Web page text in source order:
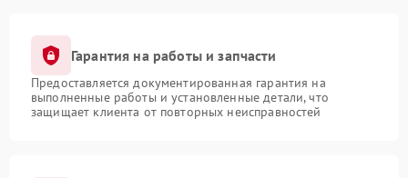
Гарантия на работы и запчасти
Предоставляется документированная гарантия на
выполненные работы и установленные детали, что
защищает клиента от повторных неисправностей